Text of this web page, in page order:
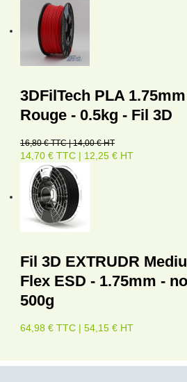
3DFilTech PLA
Rouge - 0.5kg - Fil 3D
16,80 € TTC | 14,00 € HT
14,70 € TTC | 12,25 € HT
Fil 3D EXTRUDR
Flex ESD - 1.75mm -
500g
64,98 € TTC | 54,15 € HT